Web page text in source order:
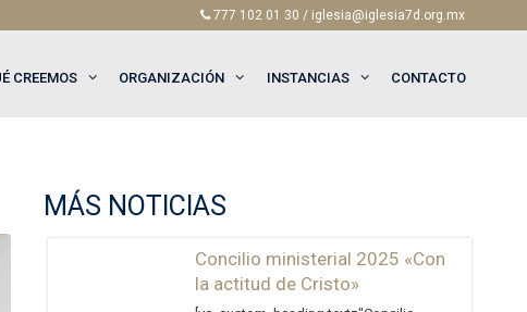
777 102 01 30 / iglesia@iglesia7d.org.mx
CREEMOS ORGANIZACIÓN INSTANCIAS CONTACTO
MÁS NOTICIAS
Concilio ministerial 2025 «Con
la actitud de Cristo»